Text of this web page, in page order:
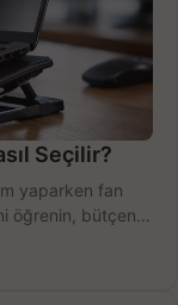
Seçilir?
yaparken fan
öğrenin, bütçenizi